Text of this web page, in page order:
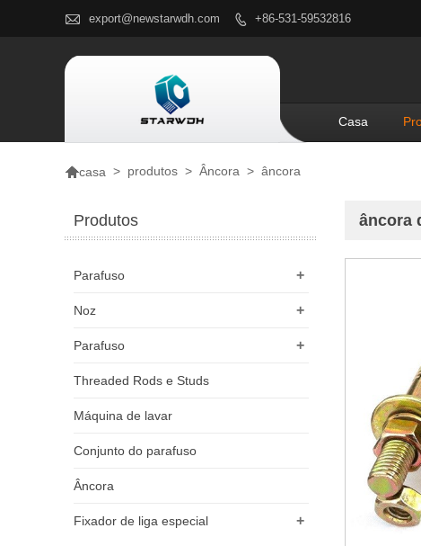
 export@newstarwdh.com  +86-531-59532816
Casa
casa > produtos > Âncora > âncora
âncora
Produtos
+
Parafuso
+
Noz
+
Parafuso
Threaded Rods e Studs
Máquina de lavar
Conjunto do parafuso
Âncora
+
Fixador de liga especial